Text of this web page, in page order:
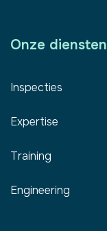
Onze diensten
Inspecties
Expertise
Training
Engineering